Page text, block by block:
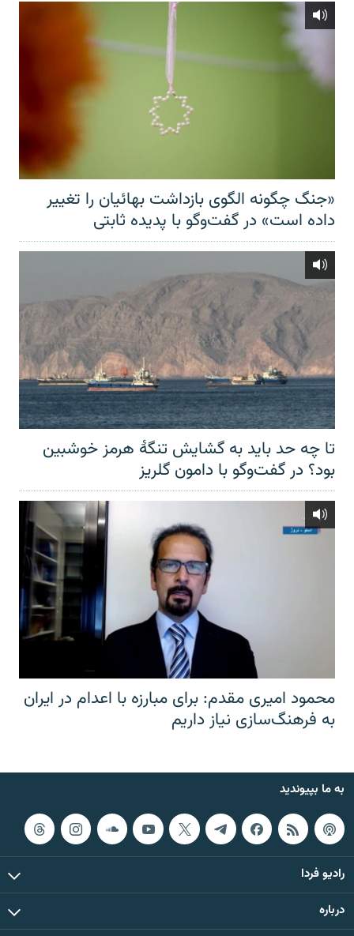
«جنگ چگونه الگوی بازداشت بهائیان را تغییر
داده است» در گفت‌وگو با پدیده ثابتی
تا چه حد باید به گشایش تنگهٔ هرمز خوشبین
بود؟ در گفت‌وگو با دامون گلریز
محمود امیری مقدم: برای مبارزه با اعدام در ایران
به فرهنگ‌سازی نیاز داریم
به ما بپیوندید
رادیو فردا
درباره